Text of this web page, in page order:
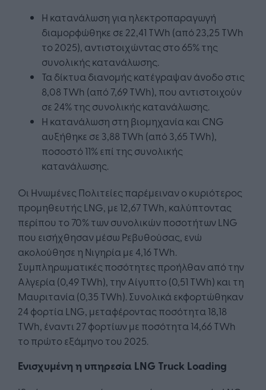
Η κατανάλωση για ηλεκτροπαραγωγή
διαμορφώθηκε σε 22,41 TWh (από 23,25 TWh
το 2025), αντιστοιχώντας στο 65% της
συνολικής κατανάλωσης.
Τα δίκτυα διανομής κατέγραψαν άνοδο στις
8,08 TWh (από 7,69 TWh), που αντιστοιχούν
σε 24% της συνολικής κατανάλωσης.
Η κατανάλωση στη βιομηχανία και CNG
αυξήθηκε σε 3,88 TWh (από 3,65 TWh),
ποσοστό 11% επί της συνολικής
κατανάλωσης.
Οι Ηνωμένες Πολιτείες παρέμειναν ο κυριότερος
προμηθευτής LNG, με 12,67 TWh, καλύπτοντας
περίπου το 70% των συνολικών ποσοτήτων LNG
που εισήχθησαν μέσω Ρεβυθούσας, ενώ
ακολούθησε η Νιγηρία με 4,16 TWh.
Συμπληρωματικές ποσότητες προήλθαν από την
Αλγερία (0,49 TWh), την Αίγυπτο (0,51 TWh) και τη
Μαυριτανία (0,35 TWh). Συνολικά εκφορτώθηκαν
24 φορτία LNG, μεταφέροντας ποσότητα 18,18
TWh, έναντι 27 φορτίων με ποσότητα 14,66 TWh
το πρώτο εξάμηνο του 2025.
Ενισχυμένη η υπηρεσία LNG Truck Loading